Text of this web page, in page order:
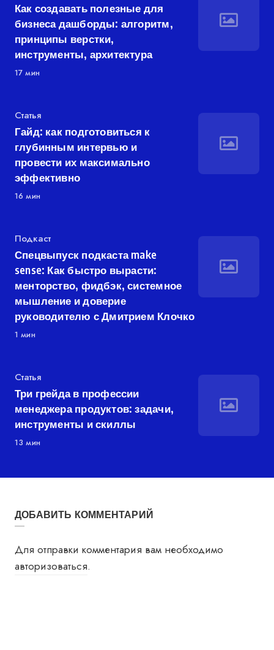
Как создавать полезные для
бизнеса дашборды: алгоритм,
принципы верстки,
инструменты, архитектура
17 мин
Категория
Статья
Гайд: как подготовиться к
глубинным интервью и
провести их максимально
эффективно
16 мин
Категория
Подкаст
Спецвыпуск подкаста make
sense: Как быстро вырасти:
менторство, фидбэк, системное
мышление и доверие
руководителю с Дмитрием Клочко
1 мин
Категория
Статья
Три грейда в профессии
менеджера продуктов: задачи,
инструменты и скиллы
13 мин
ДОБАВИТЬ КОММЕНТАРИЙ
Для отправки комментария вам необходимо
авторизоваться.